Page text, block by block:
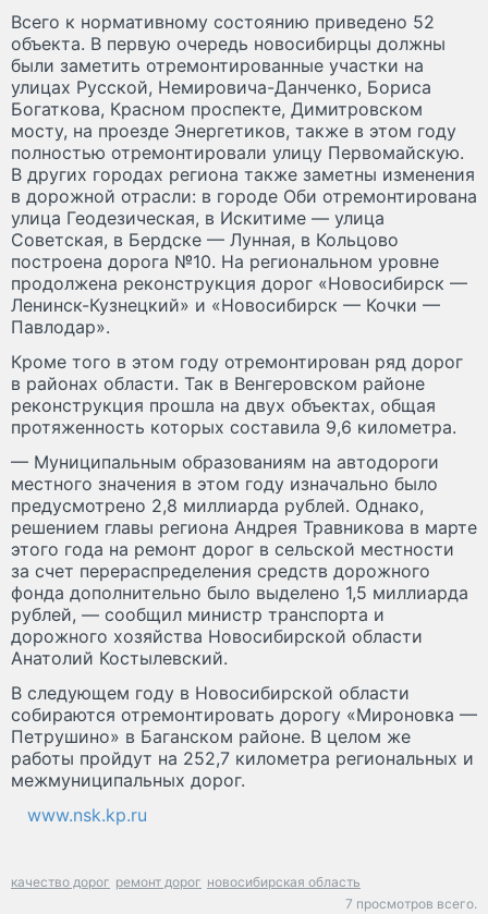
Всего к нормативному состоянию приведено 52
объекта. В первую очередь новосибирцы должны
были заметить отремонтированные участки на
улицах Русской, Немировича-Данченко, Бориса
Богаткова, Красном проспекте, Димитровском
мосту, на проезде Энергетиков, также в этом году
полностью отремонтировали улицу Первомайскую.
В других городах региона также заметны изменения
в дорожной отрасли: в городе Оби отремонтирована
улица Геодезическая, в Искитиме — улица
Советская, в Бердске — Лунная, в Кольцово
построена дорога №10. На региональном уровне
продолжена реконструкция дорог «Новосибирск —
Ленинск-Кузнецкий» и «Новосибирск — Кочки —
Павлодар».
Кроме того в этом году отремонтирован ряд дорог
в районах области. Так в Венгеровском районе
реконструкция прошла на двух объектах, общая
протяженность которых составила 9,6 километра.
— Муниципальным образованиям на автодороги
местного значения в этом году изначально было
предусмотрено 2,8 миллиарда рублей. Однако,
решением главы региона Андрея Травникова в марте
этого года на ремонт дорог в сельской местности
за счет перераспределения средств дорожного
фонда дополнительно было выделено 1,5 миллиарда
рублей, — сообщил министр транспорта и
дорожного хозяйства Новосибирской области
Анатолий Костылевский.
В следующем году в Новосибирской области
собираются отремонтировать дорогу «Мироновка —
Петрушино» в Баганском районе. В целом же
работы пройдут на 252,7 километра региональных и
межмуниципальных дорог.
www.nsk.kp.ru
качество дорог ремонт дорог новосибирская область
7 просмотров всего.